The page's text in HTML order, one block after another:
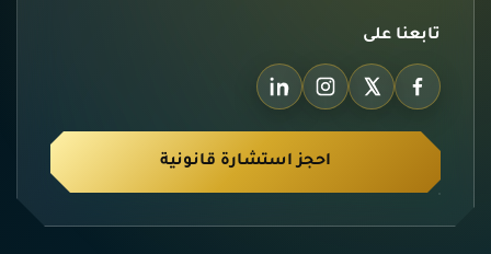
تابعنا على
احجز استشارة قانونية